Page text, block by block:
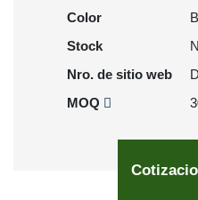
Color
Stock
Nro. de sitio web
MOQ